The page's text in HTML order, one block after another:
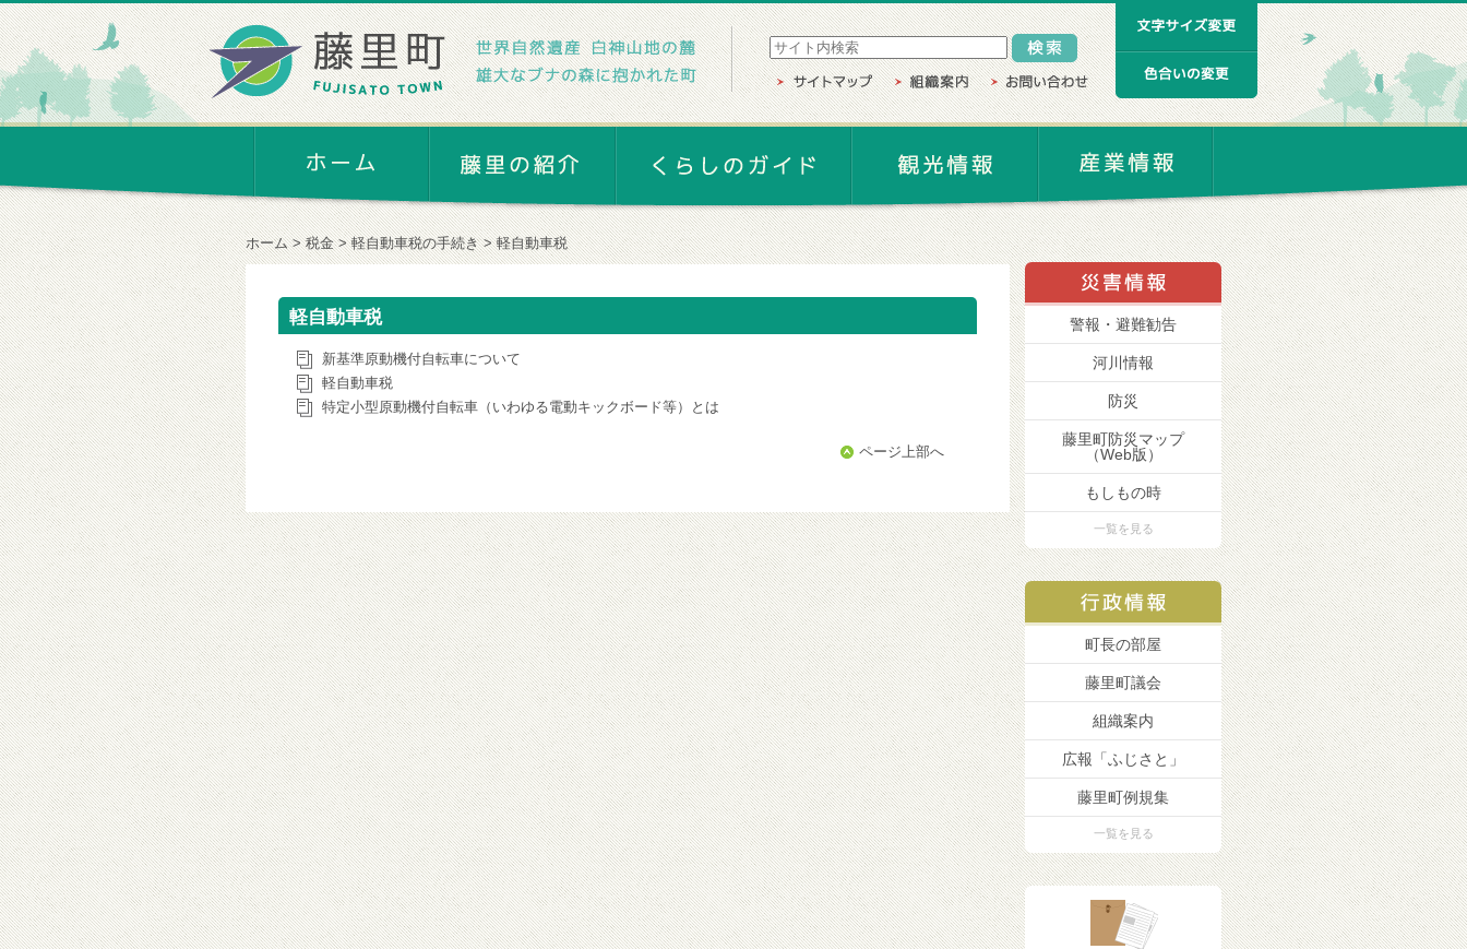
ホーム 税金 軽自動車税の手続き 軽自動車税
軽自動車税
新基準原動機付自転車について
軽自動車税
特定小型原動機付自転車（いわゆる電動キックボード等）とは
ページ上部へ
警報・避難勧告
河川情報
防災
藤里町防災マップ
（Web版）
もしもの時
一覧を見る
町長の部屋
藤里町議会
組織案内
広報「ふじさと」
藤里町例規集
一覧を見る